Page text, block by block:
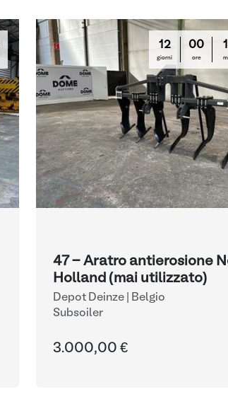
12
giorni
00
ore
47 - Aratro antierosione
Holland (mai utilizzato)
Depot Deinze | Belgio
Subsoiler
3.000,00 €